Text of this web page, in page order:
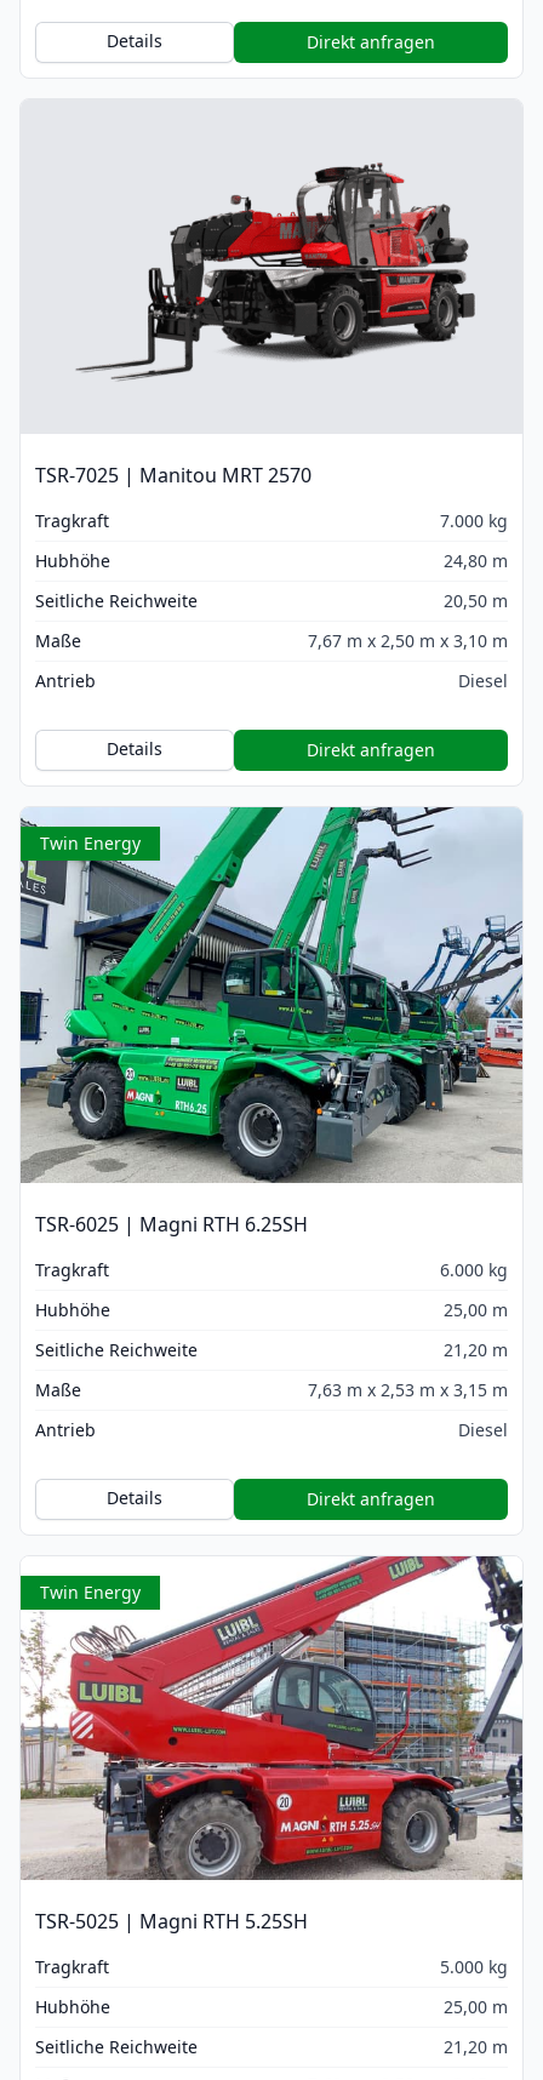
Details Direkt anfragen
TSR-7025 | Manitou MRT 2570
Tragkraft
7.000 kg
Hubhöhe
24,80 m
Seitliche Reichweite
20,50 m
Maße
7,67 m x 2,50 m x 3,10 m
Antrieb
Diesel
Details Direkt anfragen
Twin Energy
TSR-6025 | Magni RTH 6.25SH
Tragkraft
6.000 kg
Hubhöhe
25,00 m
Seitliche Reichweite
21,20 m
Maße
7,63 m x 2,53 m x 3,15 m
Antrieb
Diesel
Details Direkt anfragen
Twin Energy
TSR-5025 | Magni RTH 5.25SH
Tragkraft
5.000 kg
Hubhöhe
25,00 m
Seitliche Reichweite
21,20 m